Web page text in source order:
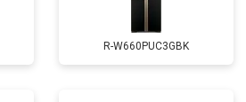
R-W660PUC3GBK